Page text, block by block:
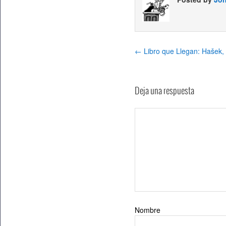
← Libro que Llegan:
Deja una respuesta
Nombre